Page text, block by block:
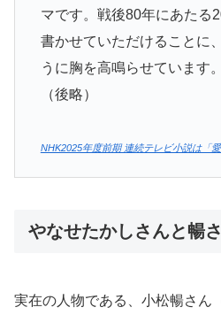
マです。戦後80年にあたる
書かせていただけることに
うに胸を高鳴らせています
（後略）
NHK2025年度前期 連続テレビ小説は「愛
やなせたかしさんと暢
実在の人物である、小松暢さん